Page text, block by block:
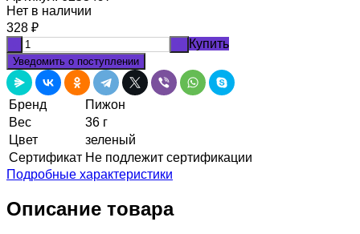
Нет в наличии
328 ₽
Купить
Уведомить о поступлении
Бренд
Пижон
Вес
36 г
Цвет
зеленый
Сертификат Не подлежит сертификации
Подробные характеристики
Описание товара